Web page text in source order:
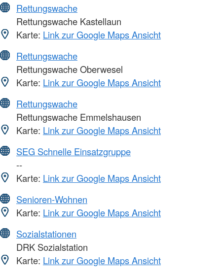
Rettungswache
Rettungswache Kastellaun
Karte: Link zur Google Maps Ansicht
Rettungswache
Rettungswache Oberwesel
Karte: Link zur Google Maps Ansicht
Rettungswache
Rettungswache Emmelshausen
Karte: Link zur Google Maps Ansicht
SEG Schnelle Einsatzgruppe
--
Karte: Link zur Google Maps Ansicht
Senioren-Wohnen
Karte: Link zur Google Maps Ansicht
Sozialstationen
DRK Sozialstation
Karte: Link zur Google Maps Ansicht